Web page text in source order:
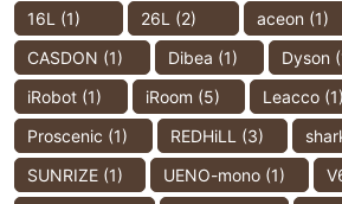
16L (1) 26L (2) aceon (1)
CASDON (1) Dibea (1) Dyson
iRobot (1) iRoom (5) Leacco (1)
Proscenic (1) REDHiLL (3)
SUNRIZE (1) UENO-mono (1)